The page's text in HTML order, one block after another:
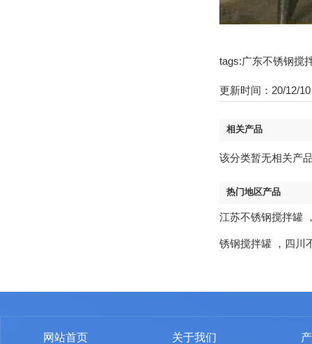
tags:广东不锈钢搅
更新时间：20/12/
相关产品
该分类暂无相关产
热门地区产品
江苏不锈钢搅拌罐
锈钢搅拌罐 ， 四川
网站首页 关于我们